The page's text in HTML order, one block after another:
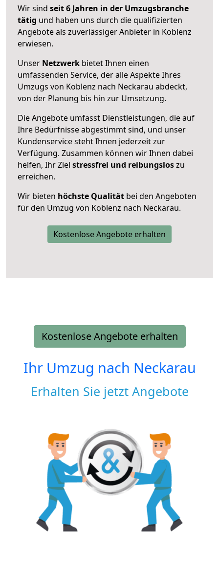
Wir sind seit 6 Jahren in der Umzugsbranche
tätig und haben uns durch die qualifizierten
Angebote als zuverlässiger Anbieter in Koblenz
erwiesen.
Unser Netzwerk bietet Ihnen einen
umfassenden Service, der alle Aspekte Ihres
Umzugs von Koblenz nach Neckarau abdeckt,
von der Planung bis hin zur Umsetzung.
Die Angebote umfasst Dienstleistungen, die auf
Ihre Bedürfnisse abgestimmt sind, und unser
Kundenservice steht Ihnen jederzeit zur
Verfügung. Zusammen können wir Ihnen dabei
helfen, Ihr Ziel stressfrei und reibungsloszu
erreichen.
Wir bieten höchste Qualität bei den Angeboten
für den Umzug von Koblenz nach Neckarau.
Kostenlose Angebote erhalten
Kostenlose Angebote erhalten
Ihr Umzug nach Neckarau
Erhalten Sie jetzt Angebote